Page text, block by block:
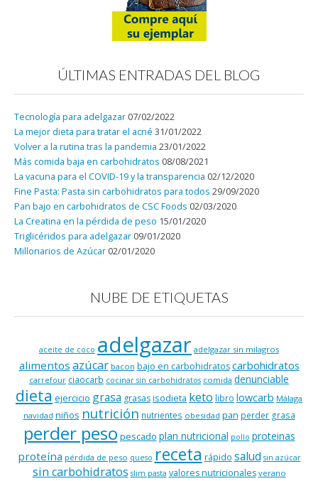
ÚLTIMAS ENTRADAS DEL BLOG
Tecnología para adelgazar 07/02/2022
La mejor dieta para tratar el acné 31/01/2022
Volver a la rutina tras la pandemia 23/01/2022
Más comida baja en carbohidratos 08/08/2021
La vacuna para el COVID-19 y la transparencia 02/12/2020
Fine Pasta: Pasta sin carbohidratos para todos 29/09/2020
Pan bajo en carbohidratos de CSC Foods 02/03/2020
La Creatina en la pérdida de peso 15/01/2020
Triglicéridos para adelgazar 09/01/2020
Millonarios de Azúcar 02/01/2020
NUBE DE ETIQUETAS
aceite de coco adelgazar adelgazar sin milagros
alimentos azúcar bacon bajo en carbohidratos carbohidratos
carrefour ciaocarb cocinar sin carbohidratos comida denunciable
dieta ejercicio grasa grasasisodieta keto libro lowcarb Málaga
navidad niños nutrición nutrientes obesidad pan perder grasa
perder peso pescado plan nutricional pollo proteinas
proteína pérdida de peso queso receta rápido salud sin azúcar
sin carbohidratos slim pasta valores nutricionales verano